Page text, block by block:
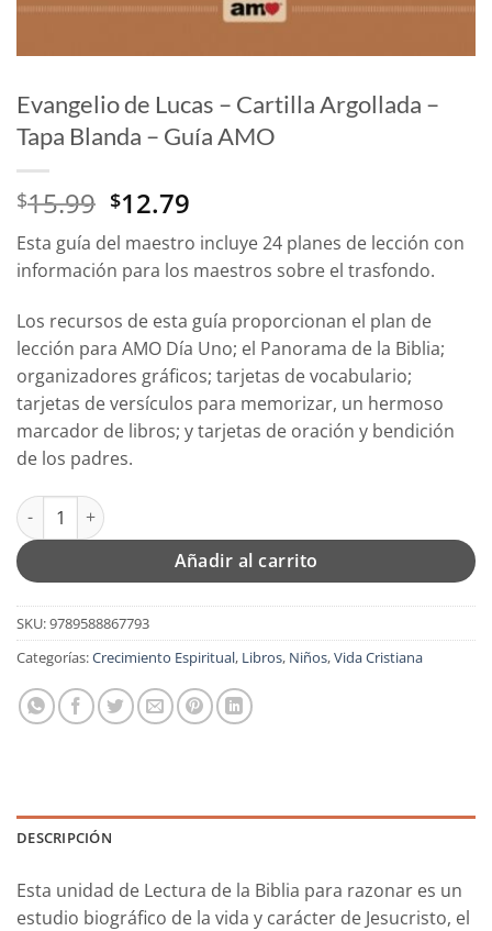
Evangelio de Lucas – Cartilla Argollada –
Tapa Blanda – Guía AMO
$15.99 El
precio
original
era:
$15.99.
$12.79
precio
actual
es:
$12.79.
Esta guía del maestro incluye 24 planes de lección con
información para los maestros sobre el trasfondo.
Los recursos de esta guía proporcionan el plan de
lección para AMO Día Uno; el Panorama de la Biblia;
organizadores gráficos; tarjetas de vocabulario;
tarjetas de versículos para memorizar, un hermoso
marcador de libros; y tarjetas de oración y bendición
de los padres.
Evangelio de Lucas - Cartilla Argollada - Tapa Blanda - Guía
Añadir al carrito
SKU:9789588867793
Categorías:Crecimiento Espiritual, Libros, Niños,Vida Cristiana
DESCRIPCIÓN
Esta unidad de Lectura de la Biblia para razonar es un
estudio biográfico de la vida y carácter de Jesucristo, el